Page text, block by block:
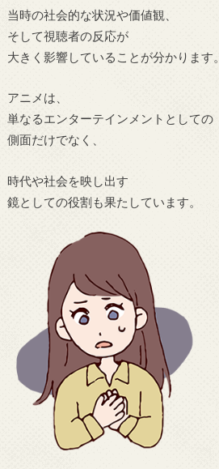
当時の社会的な状況や価値観、
そして視聴者の反応が
大きく影響していることが分かります。
アニメは、
単なるエンターテインメントとしての
側面だけでなく、
時代や社会を映し出す
鏡としての役割も果たしています。